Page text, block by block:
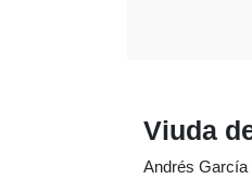
Viuda
Andrés García